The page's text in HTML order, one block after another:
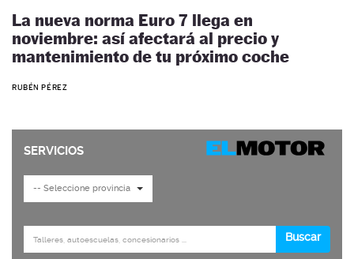
La nueva norma Euro 7 llega en
noviembre: así afectará al precio y
mantenimiento de tu próximo coche
RUBÉN PÉREZ